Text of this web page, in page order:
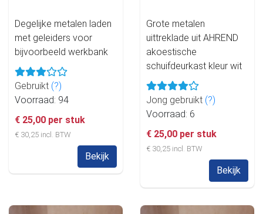
Degelijke metalen laden
met geleiders voor
bijvoorbeeld werkbank
Gebruikt (?)
Voorraad: 94
€ 25,00 per stuk
€ 30,25 incl. BTW
Bekijk
Grote metalen
uittreklade uit AHREND
akoestische
schuifdeurkast kleur wit
Jong gebruikt (?)
Voorraad: 6
€ 25,00 per stuk
€ 30,25 incl. BTW
Bekijk